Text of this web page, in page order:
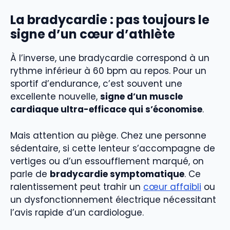
La bradycardie : pas toujours le
signe d’un cœur d’athlète
À l’inverse, une bradycardie correspond à un
rythme inférieur à 60 bpm au repos. Pour un
sportif d’endurance, c’est souvent une
excellente nouvelle, signe d’un muscle
cardiaque ultra-efficace qui s’économise.
Mais attention au piège. Chez une personne
sédentaire, si cette lenteur s’accompagne de
vertiges ou d’un essoufflement marqué, on
parle de bradycardie symptomatique. Ce
ralentissement peut trahir un cœur affaibli ou
un dysfonctionnement électrique nécessitant
l’avis rapide d’un cardiologue.